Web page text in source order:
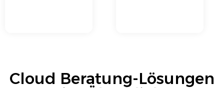
Cloud Beratung-Lösungen